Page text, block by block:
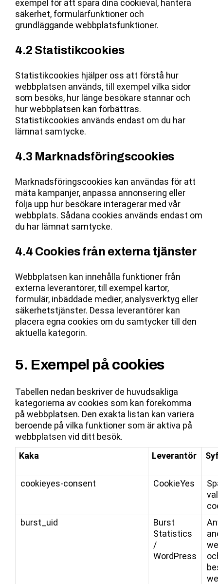
exempel för att spara dina cookieval, hantera
säkerhet, formulärfunktioner och
grundläggande webbplatsfunktioner.
4.2 Statistikcookies
Statistikcookies hjälper oss att förstå hur
webbplatsen används, till exempel vilka sidor
som besöks, hur länge besökare stannar och
hur webbplatsen kan förbättras.
Statistikcookies används endast om du har
lämnat samtycke.
4.3 Marknadsföringscookies
Marknadsföringscookies kan användas för att
mäta kampanjer, anpassa annonsering eller
följa upp hur besökare interagerar med vår
webbplats. Sådana cookies används endast om
du har lämnat samtycke.
4.4 Cookies från externa tjänster
Webbplatsen kan innehålla funktioner från
externa leverantörer, till exempel kartor,
formulär, inbäddade medier, analysverktyg eller
säkerhetstjänster. Dessa leverantörer kan
placera egna cookies om du samtycker till den
aktuella kategorin.
5. Exempel på cookies
Tabellen nedan beskriver de huvudsakliga
kategorierna av cookies som kan förekomma
på webbplatsen. Den exakta listan kan variera
beroende på vilka funktioner som är aktiva på
webbplatsen vid ditt besök.
Kaka
Leverantör
cookieyes-consent CookieYes
burst_uid
Burst
Statistics
/
WordPress